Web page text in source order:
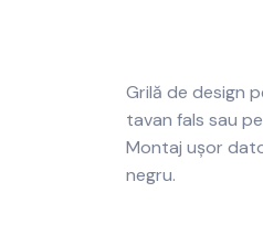
Grilă de design
tavan fals sau
Montaj ușor
negru.